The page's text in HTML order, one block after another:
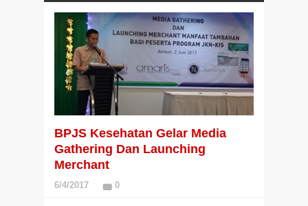
BPJS Kesehatan Gelar Media
Gathering Dan Launching
Merchant
6/4/2017 0